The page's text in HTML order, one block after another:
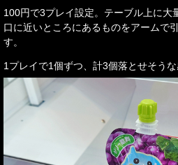
100円で3プレイ設定。テーブル上に大
口に近いところにあるものをアームで
す。
1プレイで1個ずつ、計3個落とせそう